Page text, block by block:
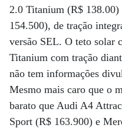
2.0 Titanium (R$
154.500), de tração
versão SEL. O teto solar
Titanium com tração
não tem informações
Mesmo mais caro que o
barato que Audi A4
Sport (R$ 163.900) e